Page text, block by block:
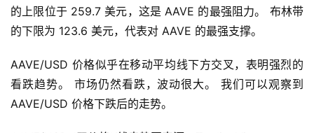
的上限位于 259.7 美元，这是 AAVE 的最强阻力。 布林带
的下限为 123.6 美元，代表对 AAVE 的最强支撑。
AAVE/USD 价格似乎在移动平均线下方交叉，表明强烈的
看跌趋势。 市场仍然看跌，波动很大。 我们可以观察到
AAVE/USD 价格下跌后的走势。